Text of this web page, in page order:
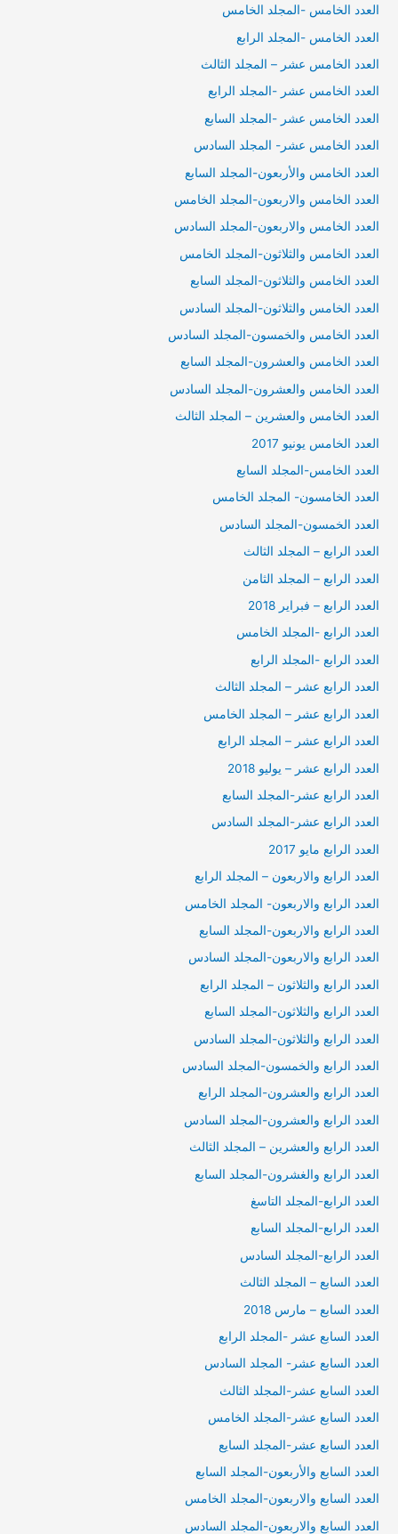
العدد الخامس -المجلد الخامس
العدد الخامس -المجلد الرابع
العدد الخامس عشر – المجلد الثالث
العدد الخامس عشر -المجلد الرابع
العدد الخامس عشر -المجلد السابع
العدد الخامس عشر- المجلد السادس
العدد الخامس والأربعون-المجلد السابع
العدد الخامس والاربعون-المجلد الخامس
العدد الخامس والاربعون-المجلد السادس
العدد الخامس والثلاثون-المجلد الخامس
العدد الخامس والثلاثون-المجلد السابع
العدد الخامس والثلاثون-المجلد السادس
العدد الخامس والخمسون-المجلد السادس
العدد الخامس والعشرون-المجلد السابع
العدد الخامس والعشرون-المجلد السادس
العدد الخامس والعشرين – المجلد الثالث
العدد الخامس يونيو 2017
العدد الخامس-المجلد السابع
العدد الخامسون- المجلد الخامس
العدد الخمسون-المجلد السادس
العدد الرابع – المجلد الثالث
العدد الرابع – المجلد الثامن
العدد الرابع – فبراير 2018
العدد الرابع -المجلد الخامس
العدد الرابع -المجلد الرابع
العدد الرابع عشر – المجلد الثالث
العدد الرابع عشر – المجلد الخامس
العدد الرابع عشر – المجلد الرابع
العدد الرابع عشر – يوليو 2018
العدد الرابع عشر-المجلد السابع
العدد الرابع عشر-المجلد السادس
العدد الرابع مايو 2017
العدد الرابع والاربعون – المجلد الرابع
العدد الرابع والاربعون- المجلد الخامس
العدد الرابع والاربعون-المجلد السابع
العدد الرابع والاربعون-المجلد السادس
العدد الرابع والثلاثون – المجلد الرابع
العدد الرابع والثلاثون-المجلد السابع
العدد الرابع والثلاثون-المجلد السادس
العدد الرابع والخمسون-المجلد السادس
العدد الرابع والعشرون-المجلد الرابع
العدد الرابع والعشرون-المجلد السادس
العدد الرابع والعشرين – المجلد الثالث
العدد الرابع والغشرون-المجلد السابع
العدد الرابع-المجلد التاسغ
العدد الرابع-المجلد السابع
العدد الرابع-المجلد السادس
العدد السابع – المجلد الثالث
العدد السابع – مارس 2018
العدد السابع عشر -المجلد الرابع
العدد السابع عشر- المجلد السادس
العدد السابع عشر-المجلد الثالث
العدد السابع عشر-المجلد الخامس
العدد السابع عشر-المجلد السايع
العدد السابع والأربعون-المجلد السابع
العدد السابع والاربعون-المجلد الخامس
العدد السابع والاربعون-المجلد السادس